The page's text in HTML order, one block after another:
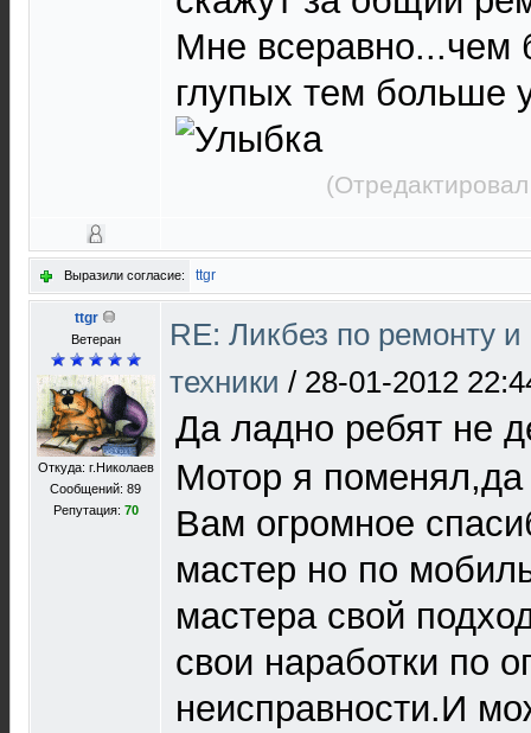
Мне всеравно...чем
глупых тем больше
Выразили согласие: ttgr
ttgr
Ветеран
Откуда: г.Николаев
Сообщений: 89
Репутация: 70
RE: Ликбез по ремонту
техники / 28-01-2012
Да ладно ребят не
Мотор я
Вам огромное
мастер но по
мастера свой
свои наработки по
неисправности.И